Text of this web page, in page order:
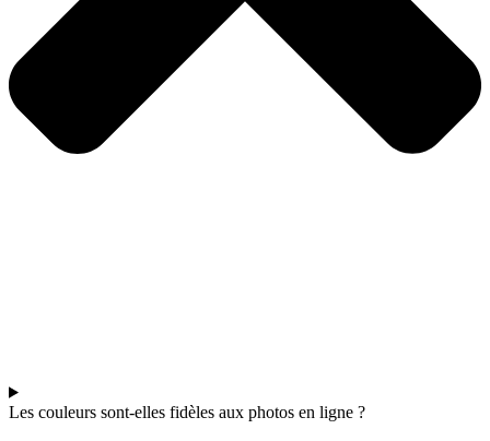
Les couleurs sont-elles fidèles aux photos en ligne ?